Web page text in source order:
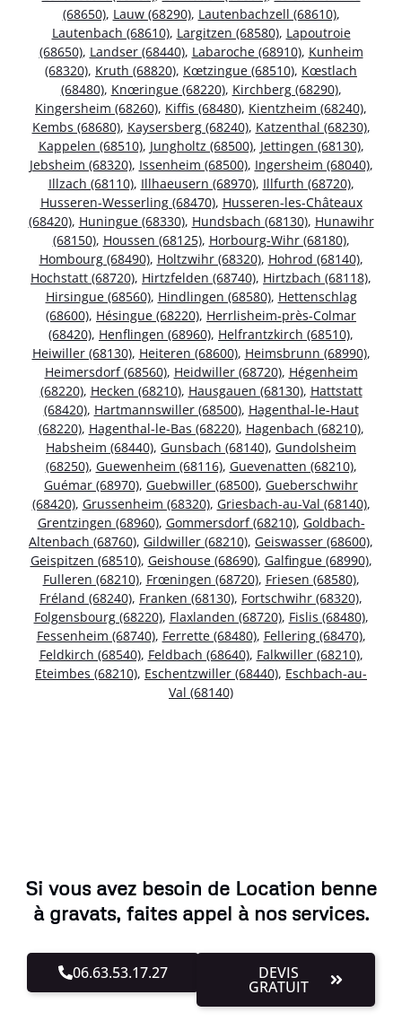
(68650), Lauw (68290), Lautenbachzell (68610),
Lautenbach (68610), Largitzen (68580), Lapoutroie
(68650), Landser (68440), Labaroche (68910), Kunheim
(68320), Kruth (68820), Kœtzingue (68510), Kœstlach
(68480), Knœringue (68220), Kirchberg (68290),
Kingersheim (68260), Kiffis (68480), Kientzheim (68240),
Kembs (68680), Kaysersberg (68240), Katzenthal (68230),
Kappelen (68510), Jungholtz (68500), Jettingen (68130),
Jebsheim (68320), Issenheim (68500), Ingersheim (68040),
Illzach (68110), Illhaeusern (68970), Illfurth (68720),
Husseren-Wesserling (68470), Husseren-les-Châteaux
(68420), Huningue (68330), Hundsbach (68130), Hunawihr
(68150), Houssen (68125), Horbourg-Wihr (68180),
Hombourg (68490), Holtzwihr (68320), Hohrod (68140),
Hochstatt (68720), Hirtzfelden (68740), Hirtzbach (68118),
Hirsingue (68560), Hindlingen (68580), Hettenschlag
(68600), Hésingue (68220), Herrlisheim-près-Colmar
(68420), Henflingen (68960), Helfrantzkirch (68510),
Heiwiller (68130), Heiteren (68600), Heimsbrunn (68990),
Heimersdorf (68560), Heidwiller (68720), Hégenheim
(68220), Hecken (68210), Hausgauen (68130), Hattstatt
(68420), Hartmannswiller (68500), Hagenthal-le-Haut
(68220), Hagenthal-le-Bas (68220), Hagenbach (68210),
Habsheim (68440), Gunsbach (68140), Gundolsheim
(68250), Guewenheim (68116), Guevenatten (68210),
Guémar (68970), Guebwiller (68500), Gueberschwihr
(68420), Grussenheim (68320), Griesbach-au-Val (68140),
Grentzingen (68960), Gommersdorf (68210), Goldbach-
Altenbach (68760), Gildwiller (68210), Geiswasser (68600),
Geispitzen (68510), Geishouse (68690), Galfingue (68990),
Fulleren (68210), Frœningen (68720), Friesen (68580),
Fréland (68240), Franken (68130), Fortschwihr (68320),
Folgensbourg (68220), Flaxlanden (68720), Fislis (68480),
Fessenheim (68740), Ferrette (68480), Fellering (68470),
Feldkirch (68540), Feldbach (68640), Falkwiller (68210),
Eteimbes (68210), Eschentzwiller (68440), Eschbach-au-
Val (68140)
Si vous avez besoin de Location benne
à gravats, faites appel à nos services.
06.63.53.17.27 DEVIS
GRATUIT